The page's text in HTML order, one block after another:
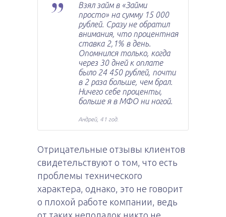
Взял займ в «Займи
просто» на сумму 15 000
рублей. Сразу не обратил
внимания, что процентная
ставка 2,1% в день.
Опомнился только, когда
через 30 дней к оплате
было 24 450 рублей, почти
в 2 раза больше, чем брал.
Ничего себе проценты,
больше я в МФО ни ногой.
Андрей, 41 год.
Отрицательные отзывы клиентов
свидетельствуют о том, что есть
проблемы технического
характера, однако, это не говорит
о плохой работе компании, ведь
от таких неполадок никто не